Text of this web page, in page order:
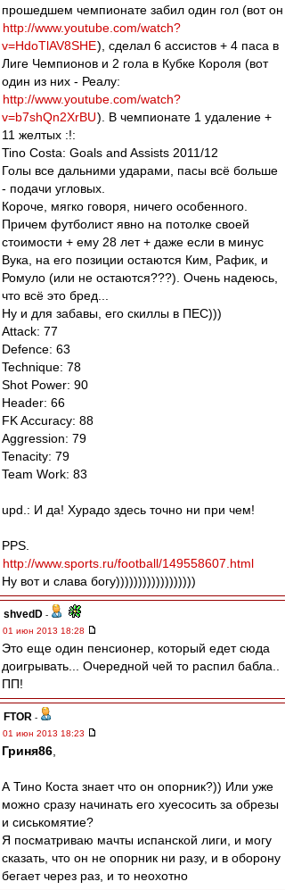
прошедшем чемпионате забил один гол (вот он
http://www.youtube.com/watch?
v=HdoTlAV8SHE), сделал 6 ассистов + 4 паса в
Лиге Чемпионов и 2 гола в Кубке Короля (вот
один из них - Реалу:
http://www.youtube.com/watch?
v=b7shQn2XrBU). В чемпионате 1 удаление +
11 желтых :!:
Tino Costa: Goals and Assists 2011/12
Голы все дальними ударами, пасы всё больше
- подачи угловых.
Короче, мягко говоря, ничего особенного.
Причем футболист явно на потолке своей
стоимости + ему 28 лет + даже если в минус
Вука, на его позиции остаются Ким, Рафик, и
Ромуло (или не остаются???). Очень надеюсь,
что всё это бред...
Ну и для забавы, его скиллы в ПЕС)))
Attack: 77
Defence: 63
Technique: 78
Shot Power: 90
Header: 66
FK Accuracy: 88
Aggression: 79
Tenacity: 79
Team Work: 83
upd.: И да! Хурадо здесь точно ни при чем!
PPS.
http://www.sports.ru/football/149558607.html
Ну вот и слава богу))))))))))))))))))
shvedD -
01 июн 2013 18:28
Это еще один пенсионер, который едет сюда
доигрывать... Очередной чей то распил бабла..
ПП!
FTOR -
01 июн 2013 18:23
Гриня86
А Тино Коста знает что он опорник?)) Или уже
можно сразу начинать его хуесосить за обрезы
и сиськомятие?
Я посматриваю мачты испанской лиги, и могу
сказать, что он не опорник ни разу, и в оборону
бегает через раз, и то неохотно